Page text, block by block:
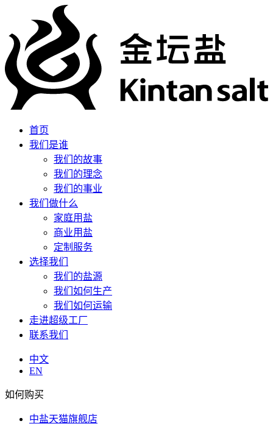
首页
我们是谁
我们的故事
我们的理念
我们的事业
我们做什么
家庭用盐
商业用盐
定制服务
选择我们
我们的盐源
我们如何生产
我们如何运输
走进超级工厂
联系我们
中文
EN
如何购买
中盐天猫旗舰店